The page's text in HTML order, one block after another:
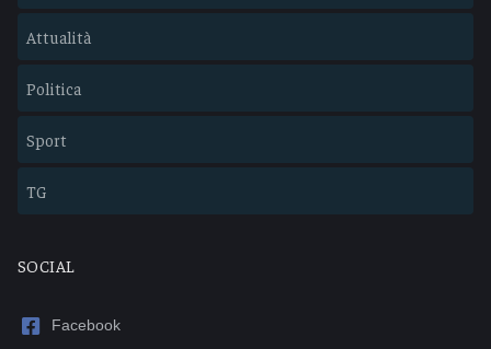
Attualità
Politica
Sport
TG
SOCIAL
Facebook